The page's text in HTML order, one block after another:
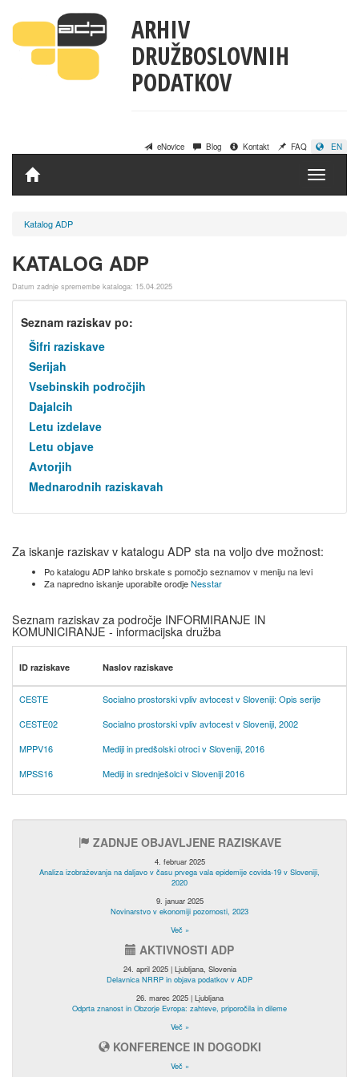
ARHIV
DRUŽBOSLOVNIH
PODATKOV
eNovice Blog Kontakt FAQ EN
Domov
Katalog ADP
KATALOG ADP
Datum zadnje spremembe kataloga: 15.04.2025
Seznam raziskav po:
Šifri raziskave
Serijah
Vsebinskih področjih
Dajalcih
Letu izdelave
Letu objave
Avtorjih
Mednarodnih raziskavah
Za iskanje raziskav v katalogu ADP sta na voljo dve možnost:
Po katalogu ADP lahko brskate s pomočjo seznamov v meniju na levi
Za napredno iskanje uporabite orodjeNesstar
Seznam raziskav za področje INFORMIRANJE IN
KOMUNICIRANJE - informacijska družba
ID raziskave Naslov raziskave
CESTE
Socialno prostorski vpliv avtocest v Sloveniji: Opis serije
CESTE02
Socialno prostorski vpliv avtocest v Sloveniji, 2002
MPPV16
Mediji in predšolski otroci v Sloveniji, 2016
MPSS16
Mediji in srednješolci v Sloveniji 2016
ZADNJE OBJAVLJENE RAZISKAVE
4. februar 2025
Analiza izobraževanja na daljavo v času prvega vala epidemije covida-19 v Sloveniji,
2020
9. januar 2025
Novinarstvo v ekonomiji pozornosti, 2023
Več »
AKTIVNOSTI ADP
24. april 2025 | Ljubljana, Slovenia
Delavnica NRRP in objava podatkov v ADP
26. marec 2025 | Ljubljana
Odprta znanost in Obzorje Evropa: zahteve, priporočila in dileme
Več »
KONFERENCE IN DOGODKI
Več »